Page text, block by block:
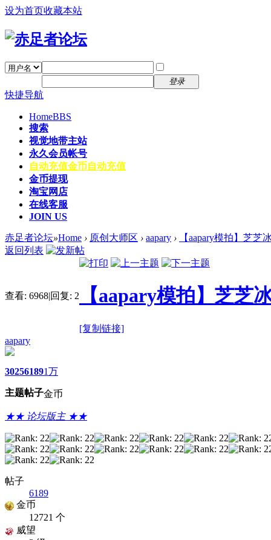
设为首页收藏本站
登录
快捷导航
HomeBBS
搜索
视觉地带主站
永久会员帐号
自动充值金币自动充值
金币提现
淘宝网店
在线客服
JOIN US
赤足者论坛»Home › 原创大师区 › aapary ›
【aapary模拍】芝芝
返回列表
查看: 6968|回复: 2 【aapary模拍】芝芝
[复制链接]
aapary
3025
主题
6189
帖子
1万
金币
★★ 论坛版主 ★★
帖子
6189
金币
12721 个
威望